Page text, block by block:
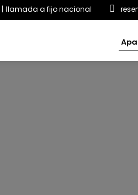
| llamada a fijo nacional